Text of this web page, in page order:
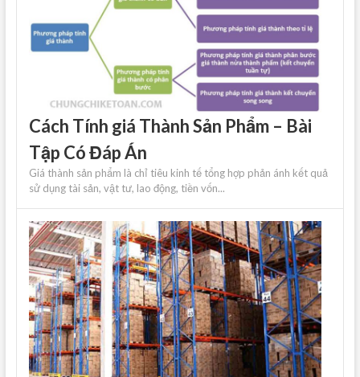
Cách Tính giá Thành Sản Phẩm – Bài
Tập Có Đáp Án
Giá thành sản phẩm là chỉ tiêu kinh tế tổng hợp phản ánh kết quả
sử dụng tài sản, vật tư, lao động, tiền vốn...